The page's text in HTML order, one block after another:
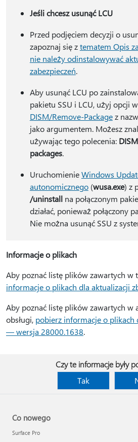
Jeśli chcesz usunąć LCU
Przed podjęciem decyzji o
zapoznaj się ztematem Opis
nie należy odinstalowywać
zabezpieczeń.
Aby usunąć LCU po
pakietu SSU i LCU, użyj opcji
DISM/Remove-Packagez
jako argumentem. Możesz
używając tego polecenia:
packages.
UruchomienieWindows
autonomicznego(wusa.exe) z
/uninstallna połączonym
działać, ponieważ połączony
Nie można usunąć SSU z
Informacje o plikach
Aby poznać listę plików zawartych w
informacje o plikach dla aktualizacji
Aby poznać listę plików zawartych w
obsługi, pobierz informacje o plikach
— wersja 28000.1638.
Czy te informacje były
Tak
Co nowego
Surface Pro